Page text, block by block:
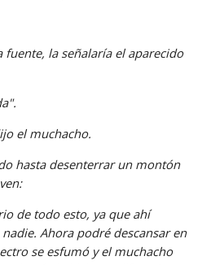
fuente, la señalaría el aparecido
el muchacho.
hasta desenterrar un montón
Ahora podré descansar en
se esfumó y el muchacho